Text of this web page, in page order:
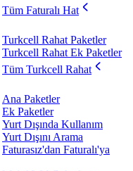
Tüm Faturalı Hat
Turkcell Rahat Paketler
Turkcell Rahat Ek Paketler
Tüm Turkcell Rahat
Ana Paketler
Ek Paketler
Yurt Dışında Kullanım
Yurt Dışını Arama
Faturasız'dan Faturalı'ya